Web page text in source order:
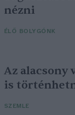
nézni
ÉLŐ BOLYGÓNK
Az alacsony
is
SZEMLE